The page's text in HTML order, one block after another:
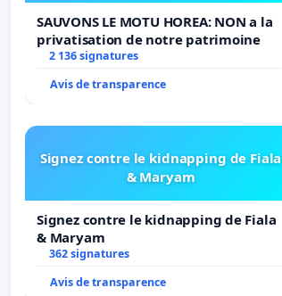
SAUVONS LE MOTU HOREA: NON a la
privatisation de notre patrimoine
2 136 signatures
Avis de transparence
Signez contre le kidnapping de Fiala
& Maryam
Signez contre le kidnapping de Fiala
& Maryam
362 signatures
Avis de transparence